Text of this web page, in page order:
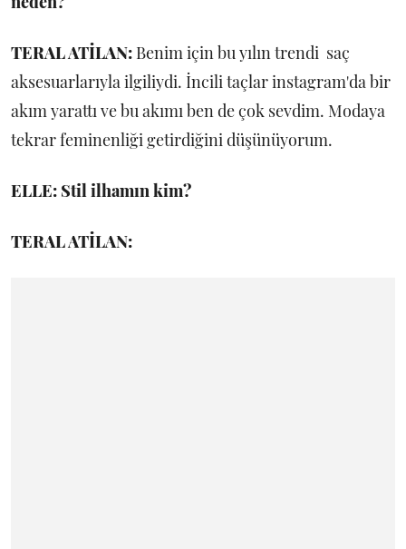
TERAL ATİLAN: Benim için bu yılın trendi saç
aksesuarlarıyla ilgiliydi. İncili taçlar instagram'da bir
akım yarattı ve bu akımı ben de çok sevdim. Modaya
tekrar feminenliği getirdiğini düşünüyorum.
ELLE: Stil ilhamın kim?
TERAL ATİLAN: